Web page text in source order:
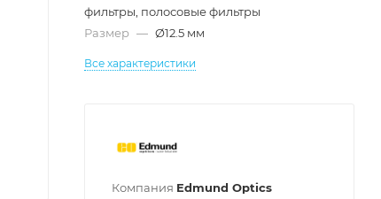
фильтры, полосовые фильтры
Размер — Ø12.5 мм
Все характеристики
Компания Edmund Optics